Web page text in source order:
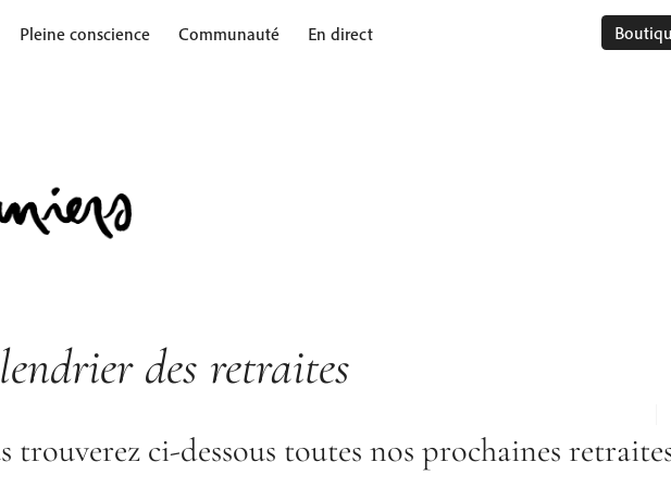
Pleine conscience Communauté En direct
des retraites
trouverez ci-dessous toutes nos prochaines